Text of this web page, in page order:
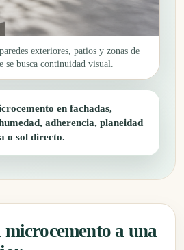
exteriores, patios y zonas de
se busca continuidad visual.
en fachadas,
adherencia, planeidad
o sol directo.
a una